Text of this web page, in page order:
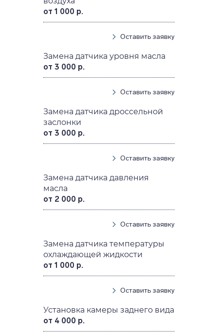
от 1 000 р.
Оставить заявку
Замена датчика уровня масла
от 3 000 р.
Оставить заявку
Замена датчика дроссельной
заслонки
от 3 000 р.
Оставить заявку
Замена датчика давления
масла
от 2 000 р.
Оставить заявку
Замена датчика температуры
охлаждающей жидкости
от 1 000 р.
Оставить заявку
Установка камеры заднего вида
от 4 000 р.